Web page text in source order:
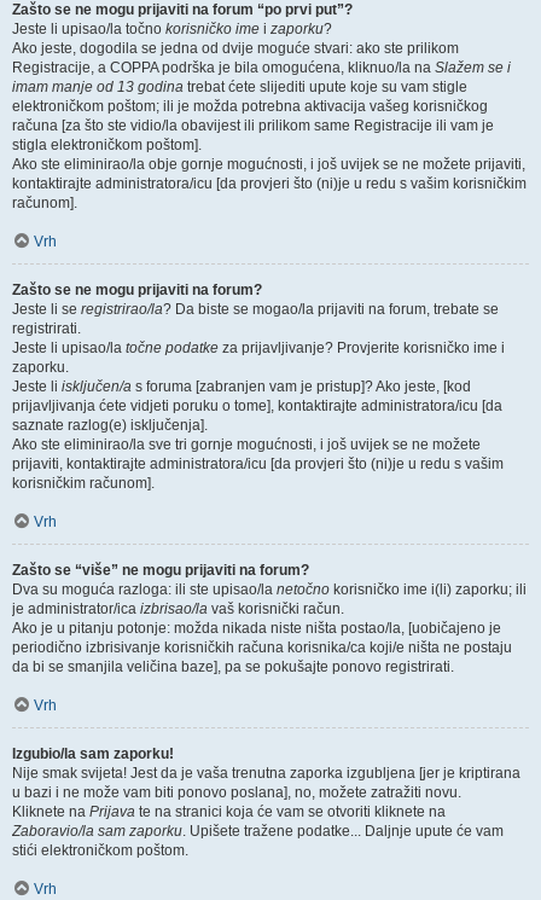
Zašto se ne mogu prijaviti na forum “po prvi put”?
Jeste li upisao/la točno korisničko ime i zaporku?
Ako jeste, dogodila se jedna od dvije moguće stvari: ako ste prilikom
Registracije, a COPPA podrška je bila omogućena, kliknuo/la na Slažem se i
imam manje od 13 godina trebat ćete slijediti upute koje su vam stigle
elektroničkom poštom; ili je možda potrebna aktivacija vašeg korisničkog
računa [za što ste vidio/la obavijest ili prilikom same Registracije ili vam je
stigla elektroničkom poštom].
Ako ste eliminirao/la obje gornje mogućnosti, i još uvijek se ne možete prijaviti,
kontaktirajte administratora/icu [da provjeri što (ni)je u redu s vašim korisničkim
računom].
Vrh
Zašto se ne mogu prijaviti na forum?
Jeste li se registrirao/la? Da biste se mogao/la prijaviti na forum, trebate se
registrirati.
Jeste li upisao/la točne podatke za prijavljivanje? Provjerite korisničko ime i
zaporku.
Jeste li isključen/a s foruma [zabranjen vam je pristup]? Ako jeste, [kod
prijavljivanja ćete vidjeti poruku o tome], kontaktirajte administratora/icu [da
saznate razlog(e) isključenja].
Ako ste eliminirao/la sve tri gornje mogućnosti, i još uvijek se ne možete
prijaviti, kontaktirajte administratora/icu [da provjeri što (ni)je u redu s vašim
korisničkim računom].
Vrh
Zašto se “više” ne mogu prijaviti na forum?
Dva su moguća razloga: ili ste upisao/la netočno korisničko ime i(li) zaporku; ili
je administrator/ica izbrisao/la vaš korisnički račun.
Ako je u pitanju potonje: možda nikada niste ništa postao/la, [uobičajeno je
periodično izbrisivanje korisničkih računa korisnika/ca koji/e ništa ne postaju
da bi se smanjila veličina baze], pa se pokušajte ponovo registrirati.
Vrh
Izgubio/la sam zaporku!
Nije smak svijeta! Jest da je vaša trenutna zaporka izgubljena [jer je kriptirana
u bazi i ne može vam biti ponovo poslana], no, možete zatražiti novu.
Kliknete na Prijava te na stranici koja će vam se otvoriti kliknete na
Zaboravio/la sam zaporku. Upišete tražene podatke... Daljnje upute će vam
stići elektroničkom poštom.
Vrh